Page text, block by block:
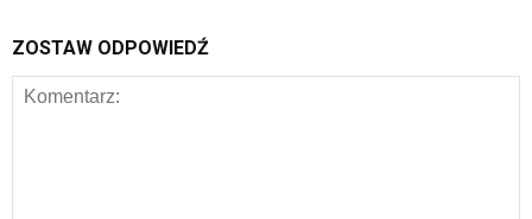
ZOSTAW ODPOWIEDŹ